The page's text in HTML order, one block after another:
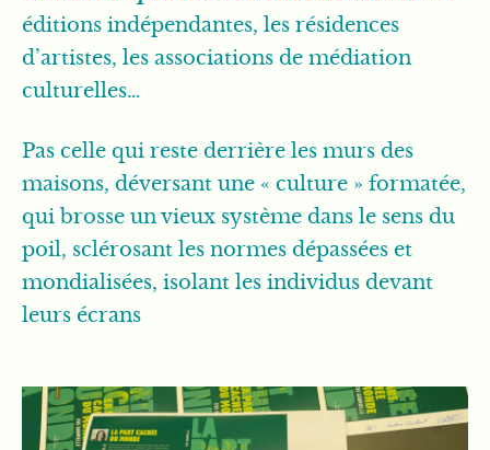
éditions indépendantes, les résidences
d’artistes, les associations de médiation
culturelles…
Pas celle qui reste derrière les murs des
maisons, déversant une « culture » formatée,
qui brosse un vieux système dans le sens du
poil, sclérosant les normes dépassées et
mondialisées, isolant les individus devant
leurs écrans